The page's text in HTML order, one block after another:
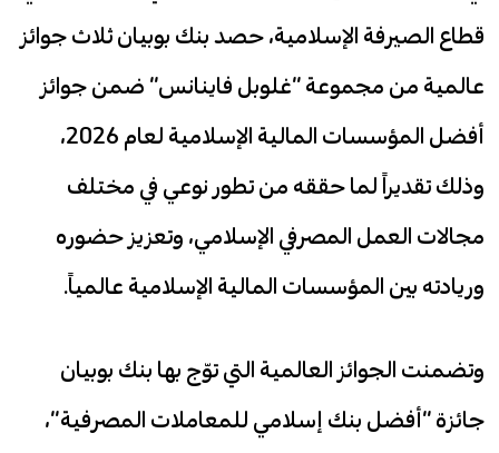
قطاع الصيرفة الإسلامية، حصد بنك بوبيان ثلاث جوائز
عالمية من مجموعة “غلوبل فاينانس” ضمن جوائز
أفضل المؤسسات المالية الإسلامية لعام 2026،
وذلك تقديراً لما حققه من تطور نوعي في مختلف
مجالات العمل المصرفي الإسلامي، وتعزيز حضوره
وريادته بين المؤسسات المالية الإسلامية عالمياً.
وتضمنت الجوائز العالمية التي توّج بها بنك بوبيان
جائزة “أفضل بنك إسلامي للمعاملات المصرفية”،